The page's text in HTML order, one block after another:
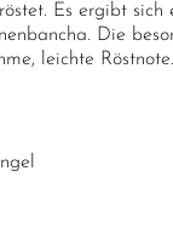
Es ergibt sich
Die
leichte Röstnote.